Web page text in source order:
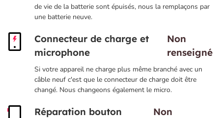
de vie de la batterie sont épuisés, nous la remplaçons par
une batterie neuve.
Connecteur de charge et
microphone
Non
renseigné
Si votre appareil ne charge plus même branché avec un
câble neuf c'est que le connecteur de charge doit être
changé. Nous changeons également le micro.
Réparation bouton
Non